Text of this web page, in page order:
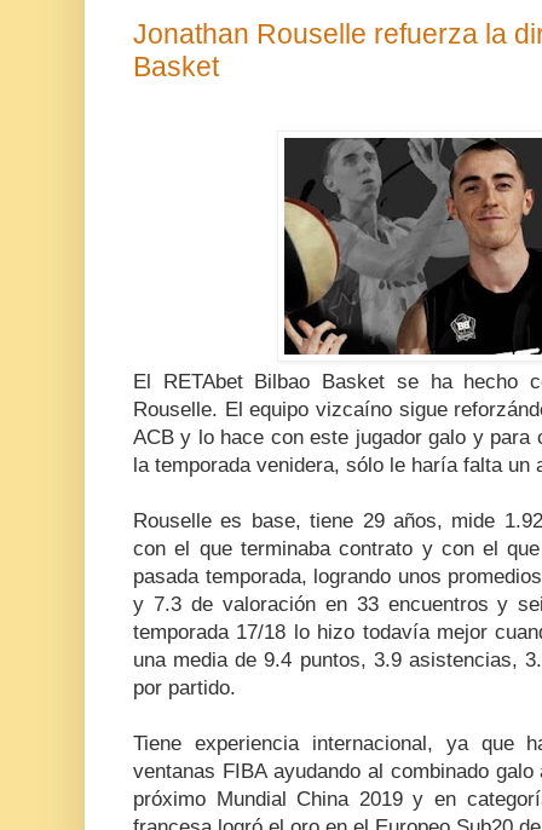
Jonathan Rouselle refuerza la
Basket
El RETAbet Bilbao Basket se ha hecho
Rouselle. El equipo vizcaíno sigue
ACB y lo hace con este jugador galo y para
la temporada venidera, sólo le haría falta un
Rouselle es base, tiene 29 años, mide
con el que terminaba contrato y con el
pasada temporada, logrando unos
y 7.3 de valoración en 33 encuentros y
temporada 17/18 lo hizo todavía mejor
una media de 9.4 puntos, 3.9 asistencias,
por partido.
Tiene experiencia internacional, ya que
ventanas FIBA ayudando al combinado
próximo Mundial China 2019 y en